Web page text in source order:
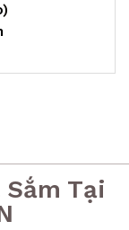
)
Sắm Tại